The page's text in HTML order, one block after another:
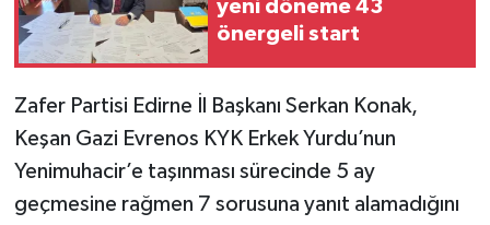
yeni döneme 43
önergeli start
Zafer Partisi Edirne İl Başkanı Serkan Konak,
Keşan Gazi Evrenos KYK Erkek Yurdu’nun
Yenimuhacir’e taşınması sürecinde 5 ay
geçmesine rağmen 7 sorusuna yanıt alamadığını